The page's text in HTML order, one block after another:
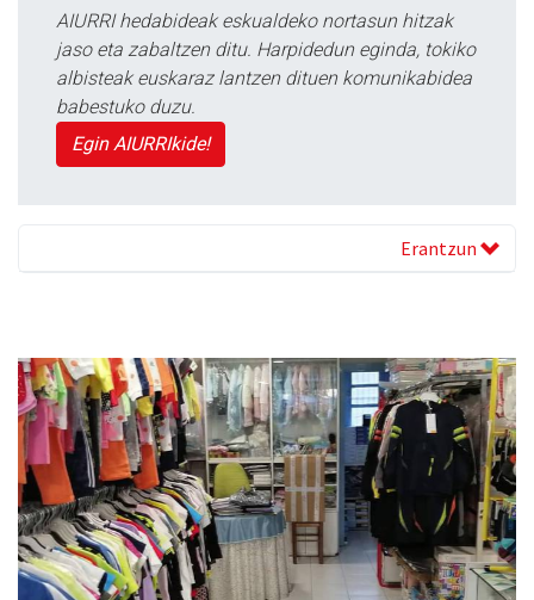
AIURRI hedabideak eskualdeko nortasun hitzak
jaso eta zabaltzen ditu. Harpidedun eginda, tokiko
albisteak euskaraz lantzen dituen komunikabidea
babestuko duzu.
Egin AIURRIkide!
Erantzun